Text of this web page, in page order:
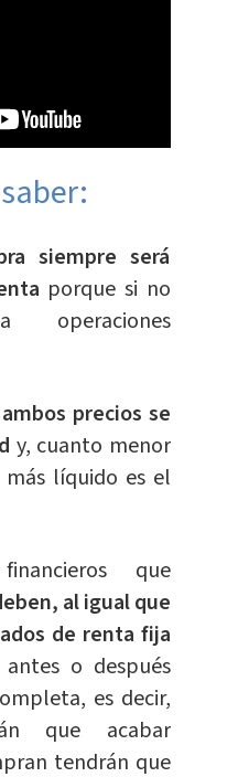
siempre será
porque si no
precios se
y, cuanto menor
más líquido es el
que
al igual que
de renta fija
o después
es decir,
que acabar
tendrán que